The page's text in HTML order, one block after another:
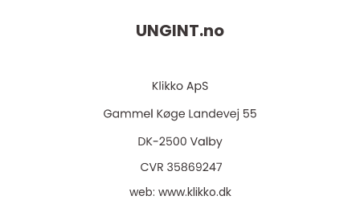
UNGINT.no
web: www.klikko.dk